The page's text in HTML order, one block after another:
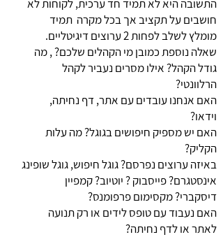
התשובה היא לא תמיד חד ערכית, לקוחות לא
חושבים על תקציב אך בכל מקרה תמיד
מומלץ לשלב לפחות 2 ערוצים דיגיטליים.
שאלה נוספתכמובן מי הקהלים שלכם? , מה
גודל הקהל? אילו מסרים נעביר לקהל
הרלוונטי?
האם אנחנו עובדים עם אתר, דף נחיתה,
וידאו?
האם יש מספיק חיפושים בגוגל? מה עלות
הקליק?
באיזה ערוצים נפרסם? גוגל חיפוש, גוגל שופינג
אינסטגרם? פייסבוק ? יוטיוב? קמפיין
דיסקברי? מקסימום פרפומנס?
האם נעבוד עם טופס לידים או רק תנועה
לאתר או לדף נחיתה?